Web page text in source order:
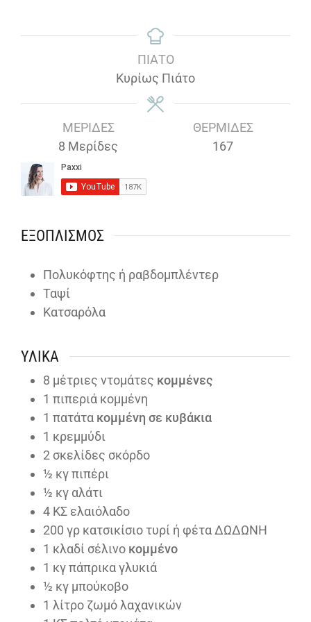
ΠΙΆΤΟ
Κυρίως Πιάτο
ΜΕΡΊΔΕΣ
8 Μερίδες
ΘΕΡΜΊΔΕΣ
167
ΕΞΟΠΛΙΣΜΌΣ
Πολυκόφτης ή ραβδομπλέντερ
Ταψί
Κατσαρόλα
ΥΛΙΚΆ
8 μέτριες ντομάτες κομμένες
1 πιπεριά κομμένη
1 πατάτα κομμένη σε κυβάκια
1 κρεμμύδι
2 σκελίδες σκόρδο
½ κγ πιπέρι
½ κγ αλάτι
4 ΚΣ ελαιόλαδο
200 γρ κατσικίσιο τυρί ή φέτα ΔΩΔΩΝΗ
1 κλαδί σέλινο κομμένο
1 κγ πάπρικα γλυκιά
½ κγ μπούκοβο
1 λίτρο ζωμό λαχανικών